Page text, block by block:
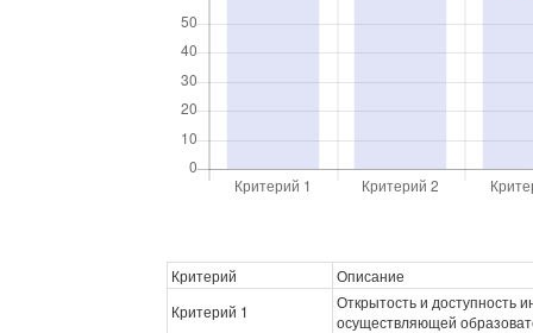
Критерий
Описание
Критерий 1
Открытость и доступность
осуществляющей